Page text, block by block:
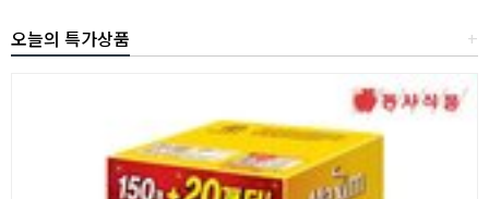
+
오늘의 특가상품